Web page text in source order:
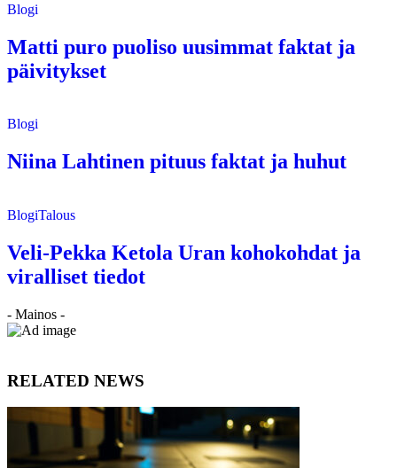
Blogi
Matti puro puoliso uusimmat faktat ja
päivitykset
Blogi
Niina Lahtinen pituus faktat ja huhut
BlogiTalous
Veli-Pekka Ketola Uran kohokohdat ja
viralliset tiedot
- Mainos -
RELATED NEWS